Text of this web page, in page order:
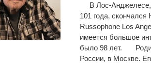
В Лос-Анджелесе,
101 года,
Russophone Los
имеется большое
было 98 лет.
России, в Москве.